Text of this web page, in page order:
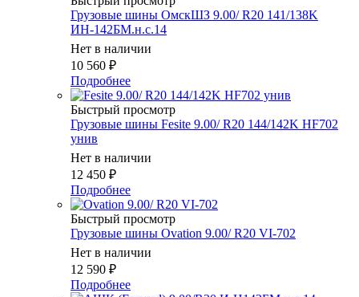
Грузовые шины ОмскШЗ 9.00/ R20 141/138K
ИН-142БМ.н.с.14
Нет в наличии
10 560 ₽
Подробнее
Быстрый просмотр
Грузовые шины Fesite 9.00/ R20 144/142K HF702
унив
Нет в наличии
12 450 ₽
Подробнее
Быстрый просмотр
Грузовые шины Ovation 9.00/ R20 VI-702
Нет в наличии
12 590 ₽
Подробнее